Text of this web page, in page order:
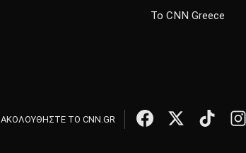
Το CNN Greece
ΑΚΟΛΟΥΘΗΣΤΕ ΤΟ CNN.GR